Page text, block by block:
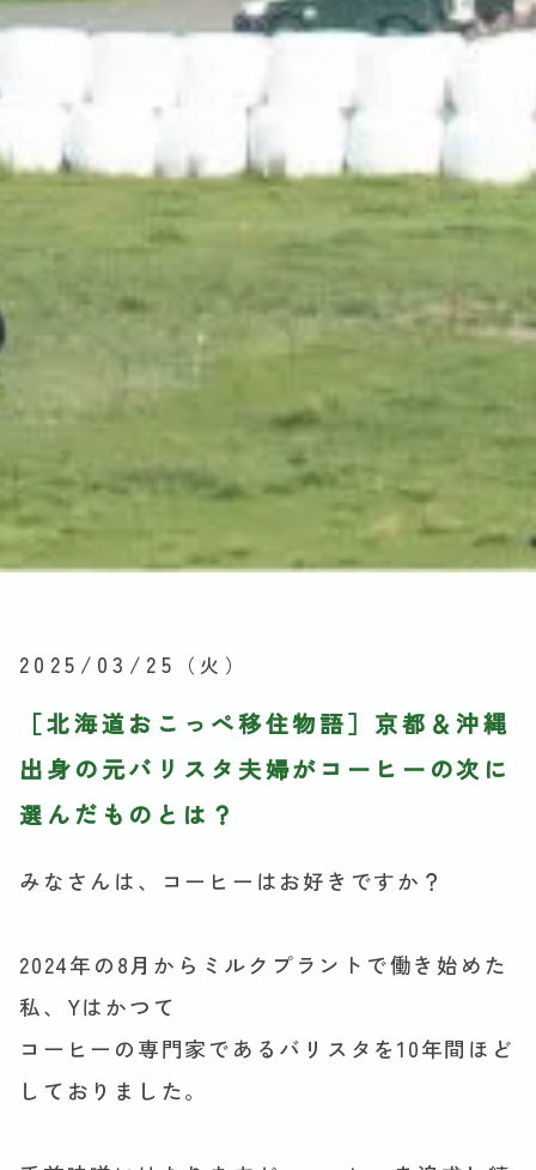
2025/03/25 （火）
［北海道おこっぺ移住物語］京都＆沖縄
出身の元バリスタ夫婦がコーヒーの次に
選んだものとは？
みなさんは、コーヒーはお好きですか？
2024年の8月からミルクプラントで働き始めた
私、Yはかつて
コーヒーの専門家であるバリスタを10年間ほど
しておりました。